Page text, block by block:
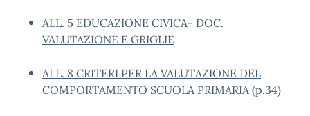
ALL. 5 EDUCAZIONE CIVICA- DOC.
VALUTAZIONE E GRIGLIE
ALL. 8 CRITERI PER LA VALUTAZIONE DEL
COMPORTAMENTO SCUOLA PRIMARIA (p.34)